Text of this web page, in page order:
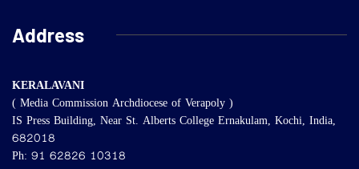
Address
KERALAVANI
( Media Commission Archdiocese of Verapoly )
IS Press Building, Near St. Alberts College Ernakulam, Kochi, India,
682018
Ph: 91 62826 10318